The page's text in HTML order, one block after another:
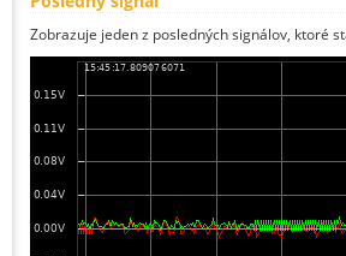
Zobrazuje jeden z posledných signálov, ktoré